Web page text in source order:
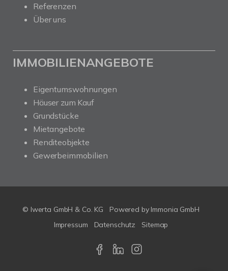
Referenzen
Über uns
IMMOBILIENANGEBOTE
Eigentumswohnungen
Häuser zum Kauf
Grundstücke
Mietangebote
Renditeobjekte
Gewerbeimmobilien
© Iwerta GmbH & Co. KG Powered by Immonia GmbH
Impressum
Datenschutz Sitemap